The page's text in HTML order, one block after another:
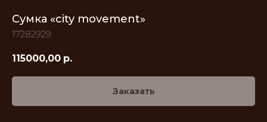
Сумка «city movement»
17282929
115000,00 р.
Заказать